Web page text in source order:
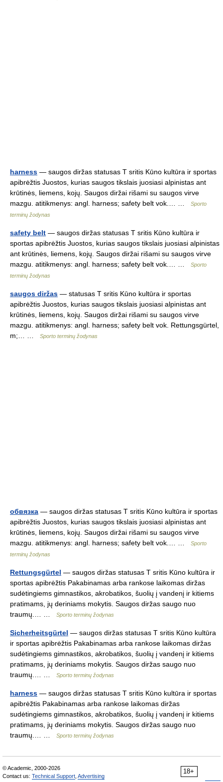
harness — saugos diržas statusas T sritis Kūno kultūra ir sportas
apibrėžtis Juostos, kurias saugos tikslais juosiasi alpinistas ant
krūtinės, liemens, kojų. Saugos diržai rišami su saugos virve
mazgu. atitikmenys: angl. harness; safety belt vok.… …
Sporto
terminų žodynas
safety belt — saugos diržas statusas T sritis Kūno kultūra ir
sportas apibrėžtis Juostos, kurias saugos tikslais juosiasi alpinistas
ant krūtinės, liemens, kojų. Saugos diržai rišami su saugos virve
mazgu. atitikmenys: angl. harness; safety belt vok.… …
Sporto
terminų žodynas
saugos diržas — statusas T sritis Kūno kultūra ir sportas
apibrėžtis Juostos, kurias saugos tikslais juosiasi alpinistas ant
krūtinės, liemens, kojų. Saugos diržai rišami su saugos virve
mazgu. atitikmenys: angl. harness; safety belt vok. Rettungsgürtel,
m;… …
Sporto terminų žodynas
обвязка — saugos diržas statusas T sritis Kūno kultūra ir sportas
apibrėžtis Juostos, kurias saugos tikslais juosiasi alpinistas ant
krūtinės, liemens, kojų. Saugos diržai rišami su saugos virve
mazgu. atitikmenys: angl. harness; safety belt vok.… …
Sporto
terminų žodynas
Rettungsgürtel — saugos diržas statusas T sritis Kūno kultūra ir
sportas apibrėžtis Pakabinamas arba rankose laikomas diržas
sudėtingiems gimnastikos, akrobatikos, šuolių į vandenį ir kitiems
pratimams, jų deriniams mokytis. Saugos diržas saugo nuo
traumų.… …
Sporto terminų žodynas
Sicherheitsgürtel — saugos diržas statusas T sritis Kūno kultūra
ir sportas apibrėžtis Pakabinamas arba rankose laikomas diržas
sudėtingiems gimnastikos, akrobatikos, šuolių į vandenį ir kitiems
pratimams, jų deriniams mokytis. Saugos diržas saugo nuo
traumų.… …
Sporto terminų žodynas
harness — saugos diržas statusas T sritis Kūno kultūra ir sportas
apibrėžtis Pakabinamas arba rankose laikomas diržas
sudėtingiems gimnastikos, akrobatikos, šuolių į vandenį ir kitiems
pratimams, jų deriniams mokytis. Saugos diržas saugo nuo
traumų.… …
Sporto terminų žodynas
18+
© Academic, 2000-2026
Contact us: Technical Support Advertising